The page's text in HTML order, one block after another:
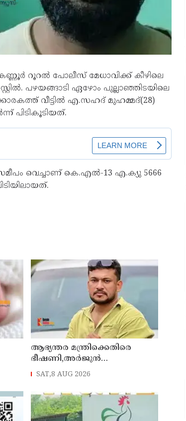
റൂറല്‍ പോലീസ് മേധാവിക്ക് കീഴിലെ
പഴയങ്ങാടി ഏഴോം പുല്ലാഞ്ഞിടയിലെ
വീട്ടില്‍ എ.സഹദ് മുഹമ്മദ്(28)
പിടികൂടിയത്.
വെച്ചാണ് കെ.എല്‍-13 എ.ക്യു 5666
ആഭ്യന്തര മന്ത്രിക്കെതിരെ
ഭീഷണി,അര്‍ജുന്‍
ആയങ്കിക്കെതിരെ കേസെടുത്ത്
SAT,8 AUG 2026